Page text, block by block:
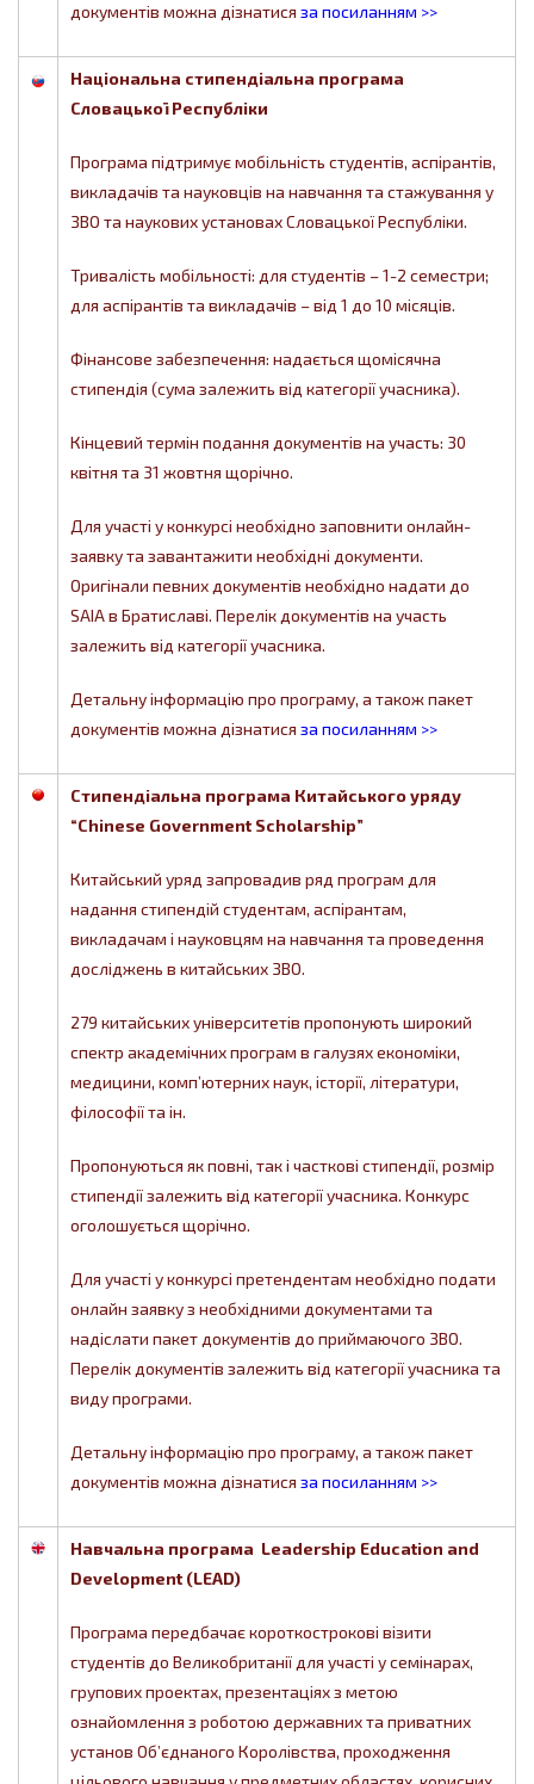
документів можна дізнатися за посиланням >>
Національна стипендіальна програма
Словацької Республіки
Програма підтримує мобільність студентів, аспірантів,
викладачів та науковців на навчання та стажування у
ЗВО та наукових установах Словацької Республіки.
Тривалість мобільності: для студентів – 1-2 семестри;
для аспірантів та викладачів – від 1 до 10 місяців.
Фінансове забезпечення: надається щомісячна
стипендія (сума залежить від категорії учасника).
Кінцевий термін подання документів на участь: 30
квітня та 31 жовтня щорічно.
Для участі у конкурсі необхідно заповнити онлайн-
заявку та завантажити необхідні документи.
Оригінали певних документів необхідно надати до
SAIA в Братиславі. Перелік документів на участь
залежить від категорії учасника.
Детальну інформацію про програму, а також пакет
документів можна дізнатися за посиланням >>
Стипендіальна програма Китайського уряду
“Chinese Government Scholarship”
Китайський уряд запровадив ряд програм для
надання стипендій студентам, аспірантам,
викладачам і науковцям на навчання та проведення
досліджень в китайських ЗВО.
279 китайських університетів пропонують широкий
спектр академічних програм в галузях економіки,
медицини, комп’ютерних наук, історії, літератури,
філософії та ін.
Пропонуються як повні, так і часткові стипендії, розмір
стипендії залежить від категорії учасника. Конкурс
оголошується щорічно.
Для участі у конкурсі претендентам необхідно подати
онлайн заявку з необхідними документами та
надіслати пакет документів до приймаючого ЗВО.
Перелік документів залежить від категорії учасника та
виду програми.
Детальну інформацію про програму, а також пакет
документів можна дізнатися за посиланням >>
Навчальна програма Leadership Education and
Development (LEAD)
Програма передбачає короткострокові візити
студентів до Великобританії для участі у семінарах,
групових проектах, презентаціях з метою
ознайомлення з роботою державних та приватних
установ Об’єднаного Королівства, проходження